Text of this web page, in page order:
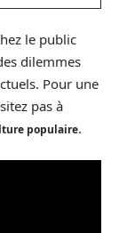
le public
dilemmes
Pour une
pas à
populaire.